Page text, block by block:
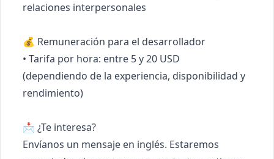
relaciones interpersonales
💰 Remuneración para el desarrollador
• Tarifa por hora: entre 5 y 20 USD
(dependiendo de la experiencia, disponibilidad y
rendimiento)
📩 ¿Te interesa?
Envíanos un mensaje en inglés. Estaremos